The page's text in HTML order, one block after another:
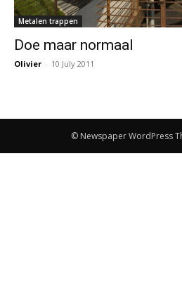
Metalen trappen
Doe maar normaal
Olivier - 10 July 2011
© Newspaper WordPress